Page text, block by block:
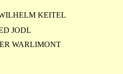
KEITEL
JODL
WARLIMONT